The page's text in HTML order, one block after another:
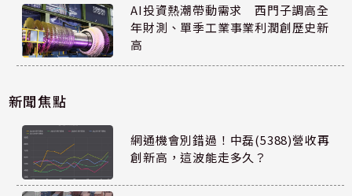
AI投資熱潮帶動需求 西門子調高全
年財測、單季工業事業利潤創歷史新
高
新聞焦點
網通機會別錯過！中磊(5388)營收再
創新高，這波能走多久？